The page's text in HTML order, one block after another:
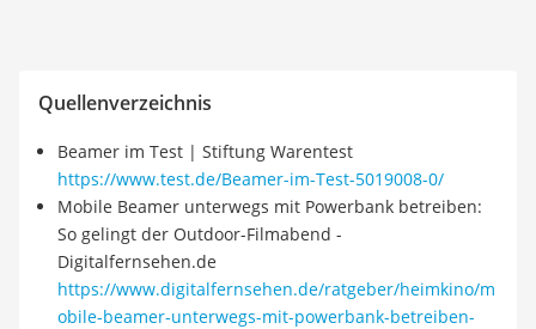
Quellenverzeichnis
Beamer im Test | Stiftung Warentest
https://www.test.de/Beamer-im-Test-5019008-0/
Mobile Beamer unterwegs mit Powerbank betreiben:
So gelingt der Outdoor-Filmabend -
Digitalfernsehen.de
https://www.digitalfernsehen.de/ratgeber/heimkino/m
obile-beamer-unterwegs-mit-powerbank-betreiben-